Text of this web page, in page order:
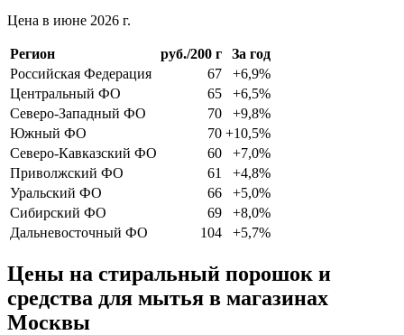
Цена в июне 2026 г.
Регион руб./200 г
За год
Российская Федерация
67
+6,9%
Центральный ФО
65
+6,5%
Северо-Западный ФО
70
+9,8%
Южный ФО
70 +10,5%
Северо-Кавказский ФО
60
+7,0%
Приволжский ФО
61
+4,8%
Уральский ФО
66
+5,0%
Сибирский ФО
69
+8,0%
Дальневосточный ФО
104 +5,7%
Цены на стиральный порошок и
средства для мытья в магазинах
Москвы